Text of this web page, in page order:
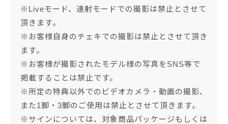
※Liveモード、連射モードでの撮影は禁止とさせて
頂きます。
※お客様自身のチェキでの撮影は禁止とさせて頂き
ます。
※お客様が撮影されたモデル様の写真をSNS等で
掲載することは禁止です。
※所定の特典以外でのビデオカメラ・動画の撮影、
また1脚・3脚のご使用は禁止とさせて頂きます。
※サインについては、対象商品パッケージもしくは